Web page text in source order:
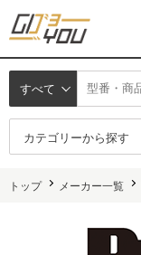
すべて
カテゴリーから探す
トップ メーカー一覧